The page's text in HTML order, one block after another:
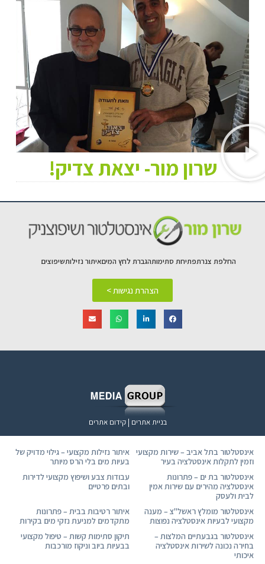
שרון מור- יצאת צדיק!
החלפת צנרתפתיחת סתימותהגברת לחץ המיםאיתור נזילותשיפוצים
הצהרת נגישות >
בניית אתרים | קידום אתרים
אינסטלטור בתל אביב – שירות מקצועי
וזמין לתקלות אינסטלציה בעיר
איתור נזילות מקצועי – גילוי מדויק של
בעיות מים בלי הרס מיותר
אינסטלטור בת ים – פתרונות
אינסטלציה מהירים עם שירות אמין
לבית ולעסק
עבודות צבע ושיפוץ מקצועי לדירות
ובתים פרטיים
אינסטלטור מומלץ ראשל"צ – מענה
מקצועי לבעיות אינסטלציה נפוצות
איתור רטיבות בבית – פתרונות
מתקדמים למניעת נזקי מים בקירות
אינסטלטור בגבעתיים המלצות –
בחירה נכונה לשירות אינסטלציה
איכותי
תיקון סתימות קשות – טיפול מקצועי
בבעיות ביוב וניקוז מורכבות